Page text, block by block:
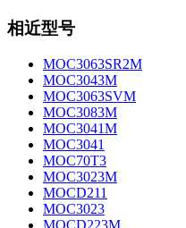
相近型号
MOC3063SR2M
MOC3043M
MOC3063SVM
MOC3083M
MOC3041M
MOC3041
MOC70T3
MOC3023M
MOCD211
MOC3023